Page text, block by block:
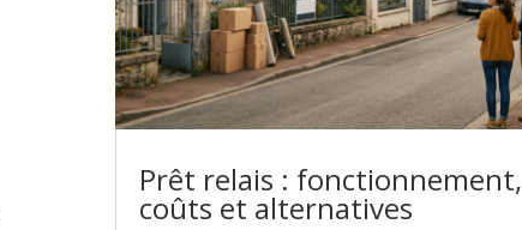
Prêt relais : fonctionnement,
coûts et alternatives